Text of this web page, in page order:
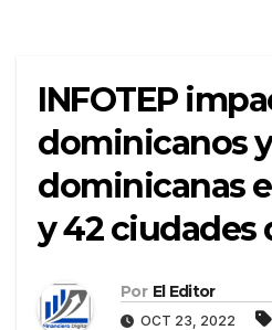
INFOTEP
dominicanos y
dominicanas
y 42 ciudades
Por El Editor
OCT 23, 2022